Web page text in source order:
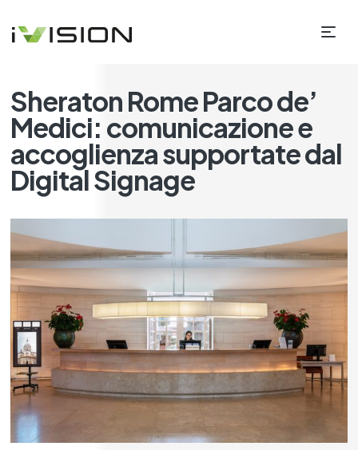
Sheraton Rome Parco de’
Medici: comunicazione e
accoglienza supportate dal
Digital Signage